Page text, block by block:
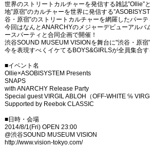
世界のストリートカルチャーを発信する雑誌”Ollie”
地”原宿”のカルチャーを世界に発信する
谷・原宿”のストリートカルチャーを網羅したパーテ
今回はなんとANARCHYのメジャーデビューアルバ
ースパーティと合同企画で開催！
渋谷SOUND MUSEUM VISIONを舞台に"渋谷・原
今を表現すべくイケてるBOYS&GIRLSが全員集合す
■イベント名
Ollie×ASOBISYSTEM Presents
SNAPS
with ANARCHY Release Party
Special guest VIRGIL ABLOH（OFF-WHITE ℅
Supported by Reebok CLASSIC
■日時・会場
2014/8/1(Fri) OPEN 23:00
@渋谷SOUND MUSEUM VISION
http://www.vision-tokyo.com/
YouTube